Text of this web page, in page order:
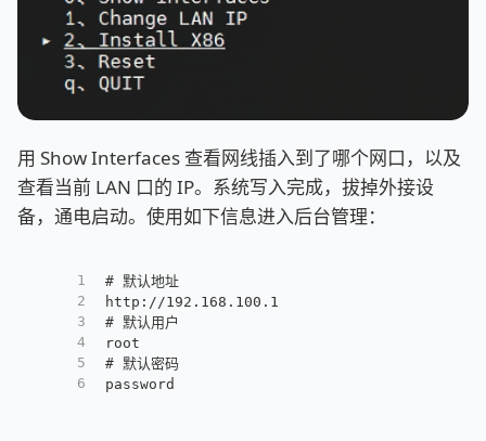
用 Show Interfaces 查看网线插入到了哪个网口，以及
查看当前 LAN 口的 IP。系统写入完成，拔掉外接设
备，通电启动。使用如下信息进入后台管理：
1
2
3
4
5
6
# 默认地址
http://192.168.100.1
# 默认用户
root
# 默认密码
password